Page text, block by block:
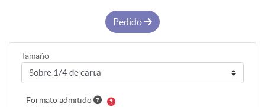
Pedido
Tamaño
Formato admitido